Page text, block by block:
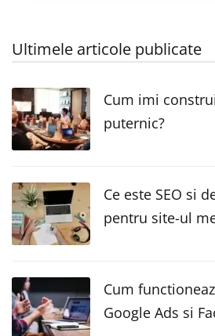
Ultimele articole publicate
Cum imi
puternic?
Ce este SEO si
pentru site-ul
Cum
Google Ads si